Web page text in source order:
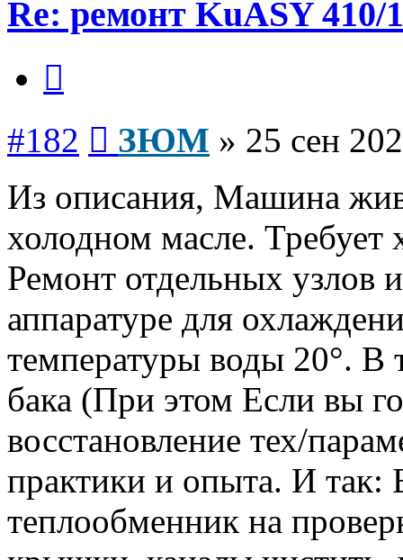
Re: ремонт KuASY 410/
#182 ЗЮМ » 25 сен
Из описания, Машина
холодном масле. Требует
Ремонт отдельных узлов
аппаратуре для
температуры воды 20°. В
бака (При этом Если вы
восстановление тех/
практики и опыта. И так:
теплообменник на